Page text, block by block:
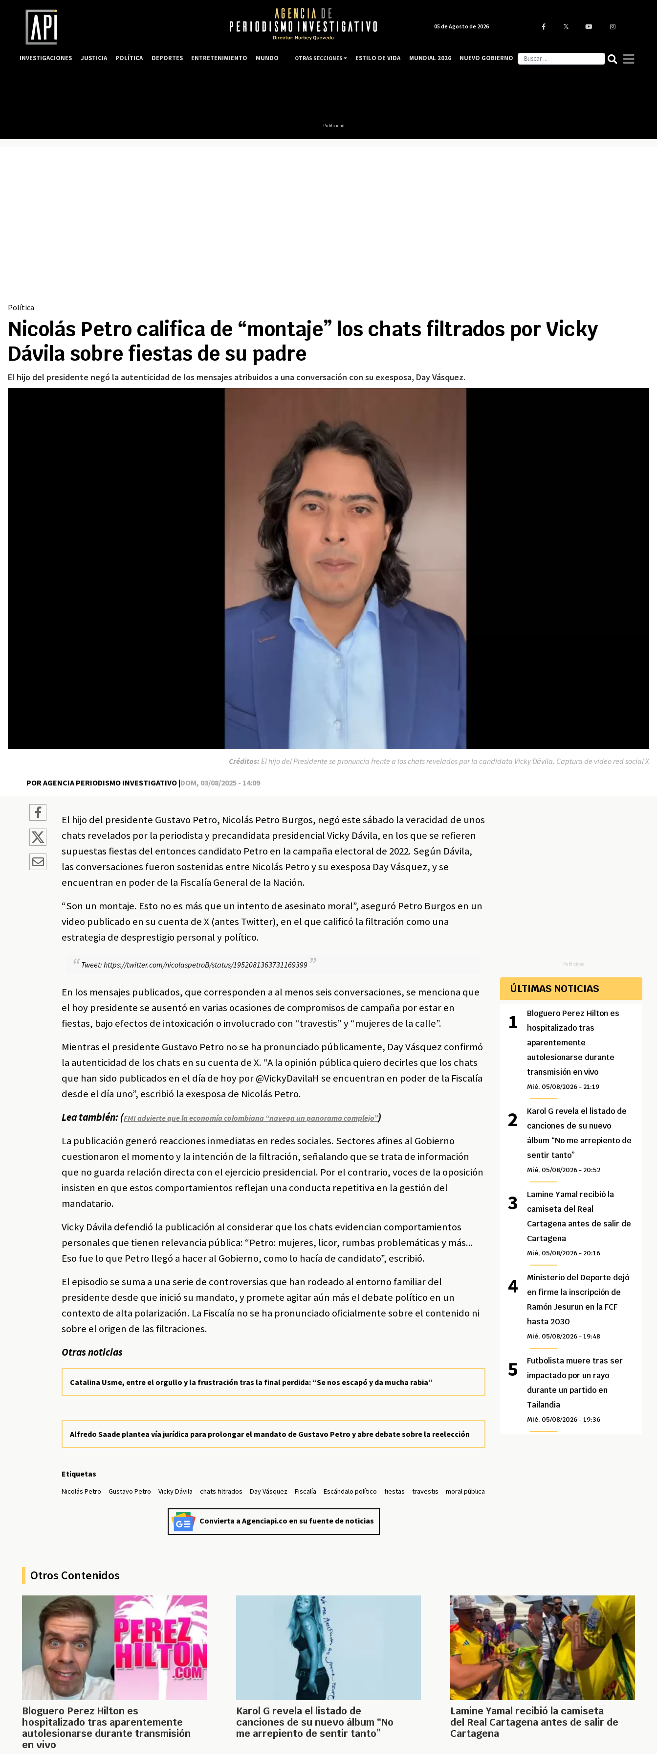
Publicidad
Política
Nicolás Petro califica de “montaje” los chats filtrados por Vicky
Dávila sobre fiestas de su padre
El hijo del presidente negó la autenticidad de los mensajes atribuidos a una conversación con su exesposa, Day Vásquez.
POR AGENCIA PERIODISMO INVESTIGATIVO |DOM, 03/08/2025 - 14:09
Créditos: El hijo del Presidente se pronuncia frente a los chats revelados por la candidata Vicky Dávila. Captura de video red social X
El hijo del presidente Gustavo Petro, Nicolás Petro Burgos, negó este sábado la veracidad de unos
chats revelados por la periodista y precandidata presidencial Vicky Dávila, en los que se refieren
supuestas fiestas del entonces candidato Petro en la campaña electoral de 2022. Según Dávila,
las conversaciones fueron sostenidas entre Nicolás Petro y su exesposa Day Vásquez, y se
encuentran en poder de la Fiscalía General de la Nación.
“Son un montaje. Esto no es más que un intento de asesinato moral”, aseguró Petro Burgos en un
video publicado en su cuenta de X (antes Twitter), en el que calificó la filtración como una
estrategia de desprestigio personal y político.
Tweet: https://twitter.com/nicolaspetroB/status/1952081363731169399
En los mensajes publicados, que corresponden a al menos seis conversaciones, se menciona que
el hoy presidente se ausentó en varias ocasiones de compromisos de campaña por estar en
fiestas, bajo efectos de intoxicación o involucrado con “travestis” y “mujeres de la calle”.
Mientras el presidente Gustavo Petro no se ha pronunciado públicamente, Day Vásquez confirmó
la autenticidad de los chats en su cuenta de X. “A la opinión pública quiero decirles que los chats
que han sido publicados en el día de hoy por @VickyDavilaH se encuentran en poder de la Fiscalía
desde el día uno”, escribió la exesposa de Nicolás Petro.
Lea también: (FMI advierte que la economía colombiana “navega un panorama complejo”)
La publicación generó reacciones inmediatas en redes sociales. Sectores afines al Gobierno
cuestionaron el momento y la intención de la filtración, señalando que se trata de información
que no guarda relación directa con el ejercicio presidencial. Por el contrario, voces de la oposición
insisten en que estos comportamientos reflejan una conducta repetitiva en la gestión del
mandatario.
Vicky Dávila defendió la publicación al considerar que los chats evidencian comportamientos
personales que tienen relevancia pública: “Petro: mujeres, licor, rumbas problemáticas y más...
Eso fue lo que Petro llegó a hacer al Gobierno, como lo hacía de candidato”, escribió.
El episodio se suma a una serie de controversias que han rodeado al entorno familiar del
presidente desde que inició su mandato, y promete agitar aún más el debate político en un
contexto de alta polarización. La Fiscalía no se ha pronunciado oficialmente sobre el contenido ni
sobre el origen de las filtraciones.
Otras noticias
Catalina Usme, entre el orgullo y la frustración tras la final perdida: “Se nos escapó y da mucha rabia”
Alfredo Saade plantea vía jurídica para prolongar el mandato de Gustavo Petro y abre debate sobre la reelección
Etiquetas
Nicolás Petro Gustavo Petro Vicky Dávila chats filtrados Day Vásquez Fiscalía Escándalo político fiestas travestis moral pública
Convierta a Agenciapi.co en su fuente de noticias
Publicidad
ÚLTIMAS NOTICIAS
Bloguero Perez Hilton es
hospitalizado tras
aparentemente
autolesionarse durante
transmisión en vivo
Mié, 05/08/2026 - 21:19
Karol G revela el listado de
canciones de su nuevo
álbum “No me arrepiento de
sentir tanto”
Mié, 05/08/2026 - 20:52
Lamine Yamal recibió la
camiseta del Real
Cartagena antes de salir de
Cartagena
Mié, 05/08/2026 - 20:16
Ministerio del Deporte dejó
en firme la inscripción de
Ramón Jesurun en la FCF
hasta 2030
Mié, 05/08/2026 - 19:48
Futbolista muere tras ser
impactado por un rayo
durante un partido en
Tailandia
Mié, 05/08/2026 - 19:36
Otros Contenidos
Bloguero Perez Hilton es
hospitalizado tras aparentemente
autolesionarse durante transmisión
en vivo
Karol G revela el listado de
canciones de su nuevo álbum “No
me arrepiento de sentir tanto”
Lamine Yamal recibió la camiseta
del Real Cartagena antes de salir de
Cartagena
05 de Agosto de 2026
INVESTIGACIONES JUSTICIA POLÍTICA DEPORTES ENTRETENIMIENTO MUNDO OTRAS SECCIONES ESTILO DE VIDA MUNDIAL 2026 NUEVO GOBIERNO